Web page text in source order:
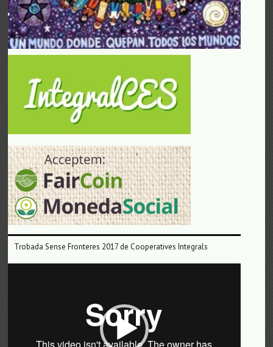
Trobada Sense Fronteres 2017 de Cooperatives Integrals